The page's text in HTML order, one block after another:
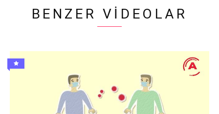
BENZER VIDEOLAR